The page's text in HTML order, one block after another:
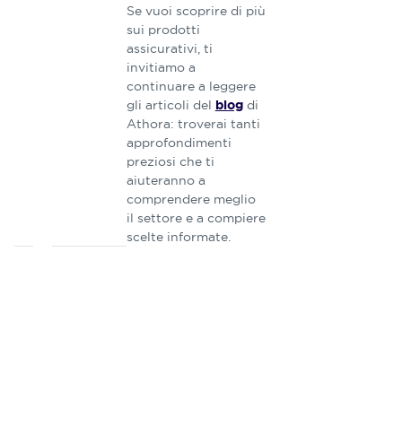
Se vuoi scoprire di più
sui prodotti
assicurativi, ti
invitiamo a
continuare a leggere
gli articoli del blogdi
Athora: troverai tanti
approfondimenti
preziosi che ti
aiuteranno a
comprendere meglio
il settore e a compiere
scelte informate.